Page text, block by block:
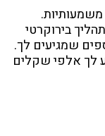
בירוקרטי
שמגיעים לך.
לך אלפי שקלים